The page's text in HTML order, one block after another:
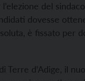
del
dovesse
è fissato per
Terre d’Adige, il